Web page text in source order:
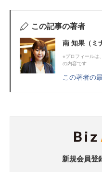
この記事の著者
南 知果（ミ
※プロフィールは
の内容です
この著者の
新規会員登